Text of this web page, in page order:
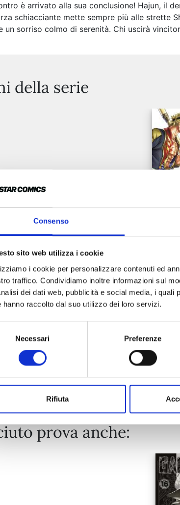
Consenso
sito web utilizza i cookie
i cookie per personalizzare contenuti ed
traffico. Condividiamo inoltre informazioni sul
dei dati web, pubblicità e social media, i
hanno raccolto dal suo utilizzo dei loro servizi.
Necessari Preferenze
Rifiuta
è arrivato alla sua conclusione! Hajun, il
schiacciante mette sempre più alle strette
un sorriso colmo di serenità. Chi uscirà
della serie
prova anche: